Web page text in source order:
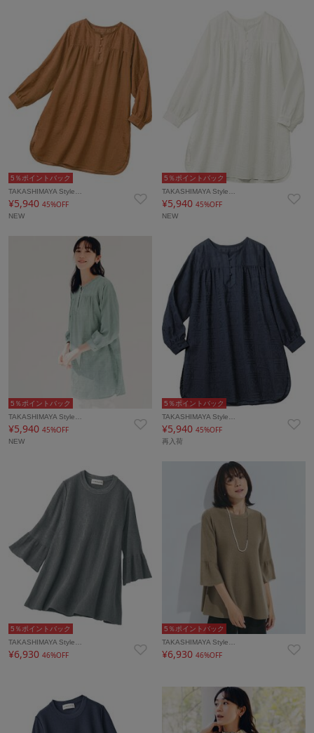
5％ポイントバック
TAKASHIMAYA Style…
¥5,940 45%OFF
NEW
5％ポイントバック
TAKASHIMAYA Style…
¥5,94045%OFF
NEW
5％ポイントバック
TAKASHIMAYA Style…
¥5,940 45%OFF
NEW
5％ポイントバック
TAKASHIMAYA Style…
¥5,94045%OFF
再入荷
5％ポイントバック
TAKASHIMAYA Style…
¥6,930 46%OFF
5％ポイントバック
TAKASHIMAYA Style…
¥6,93046%OFF